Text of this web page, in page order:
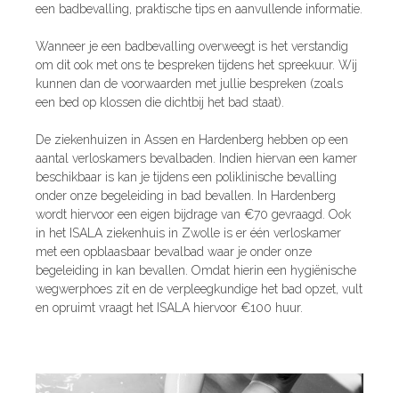
een badbevalling, praktische tips en aanvullende informatie.
Wanneer je een badbevalling overweegt is het verstandig
om dit ook met ons te bespreken tijdens het spreekuur. Wij
kunnen dan de voorwaarden met jullie bespreken (zoals
een bed op klossen die dichtbij het bad staat).
De ziekenhuizen in Assen en Hardenberg hebben op een
aantal verloskamers bevalbaden. Indien hiervan een kamer
beschikbaar is kan je tijdens een poliklinische bevalling
onder onze begeleiding in bad bevallen. In Hardenberg
wordt hiervoor een eigen bijdrage van €70 gevraagd. Ook
in het ISALA ziekenhuis in Zwolle is er één verloskamer
met een opblaasbaar bevalbad waar je onder onze
begeleiding in kan bevallen. Omdat hierin een hygiënische
wegwerphoes zit en de verpleegkundige het bad opzet, vult
en opruimt vraagt het ISALA hiervoor €100 huur.